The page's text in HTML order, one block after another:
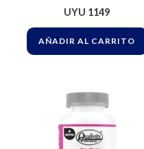
Cabello Sin Sabor
UYU 1149
AÑADIR AL CARRITO